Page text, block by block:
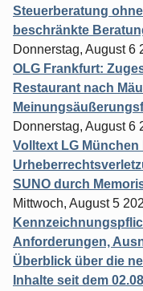
Steuerberatung
beschränkte
Donnerstag, August 6
OLG Frankfurt:
Restaurant nach
Donnerstag, August 6
Volltext LG München
SUNO durch
Mittwoch, August 5
Anforderungen,
Überblick über die
Inhalte seit dem